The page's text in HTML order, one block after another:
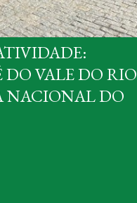
DO VALE DO RIO
NACIONAL DO